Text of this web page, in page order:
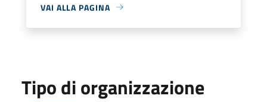
VAI ALLA PAGINA
Tipo di organizzazione